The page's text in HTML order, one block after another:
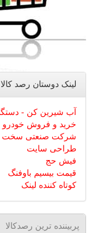
لینک دوستان رصد كالا
آب شیرین کن -
خرید و فروش خودرو
شرکت صنعتی
طراحی سایت
فیش حج
قیمت بیسیم باوفنگ
کوتاه کننده لینک
پربیننده ترین رصدکالا